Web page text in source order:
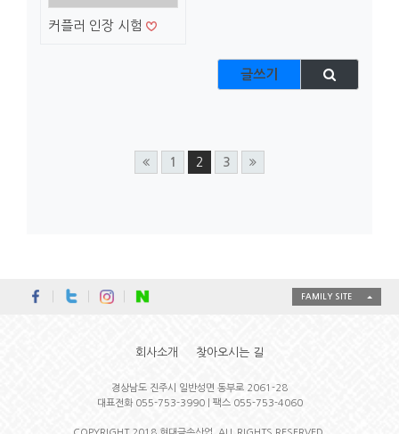
커플러 인장 시험
글쓰기
1 2 3
FAMILY SITE
회사소개 찾아오시는 길
경상남도 진주시 일반성면 동부로 2061-28
대표전화 055-753-3990 | 팩스 055-753-4060